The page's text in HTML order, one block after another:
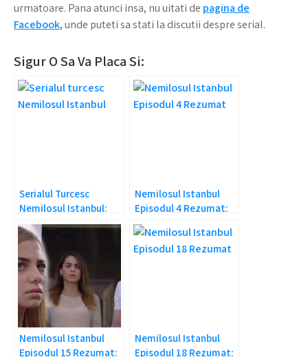
urmatoare. Pana atunci insa, nu uitati de pagina de
Facebook, unde puteti sa stati la discutii despre serial.
Sigur O Sa Va Placa Si:
Serialul Turcesc
Nemilosul Istanbul:
Prezentare si
Rezumat
Nemilosul Istanbul
Episodul 4 Rezumat:
Este insarcinata!
Nemilosul Istanbul
Episodul 15 Rezumat:
Nemilosul Istanbul
Episodul 18 Rezumat: